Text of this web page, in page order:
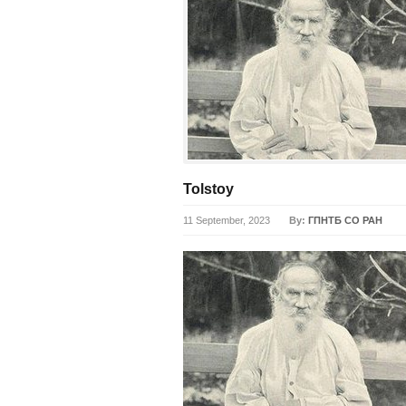
Tolstoy
11 September, 2023 By: ГПНТБ СО РАН